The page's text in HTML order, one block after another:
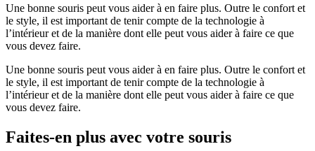
Une bonne souris peut vous aider à en faire plus. Outre le confort et
le style, il est important de tenir compte de la technologie à
l’intérieur et de la manière dont elle peut vous aider à faire ce que
vous devez faire.
Une bonne souris peut vous aider à en faire plus. Outre le confort et
le style, il est important de tenir compte de la technologie à
l’intérieur et de la manière dont elle peut vous aider à faire ce que
vous devez faire.
Faites-en plus avec votre souris